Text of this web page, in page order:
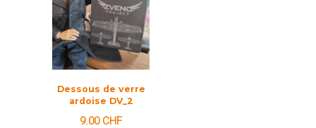
Dessous de verre
ardoise DV_2
9.00 CHF